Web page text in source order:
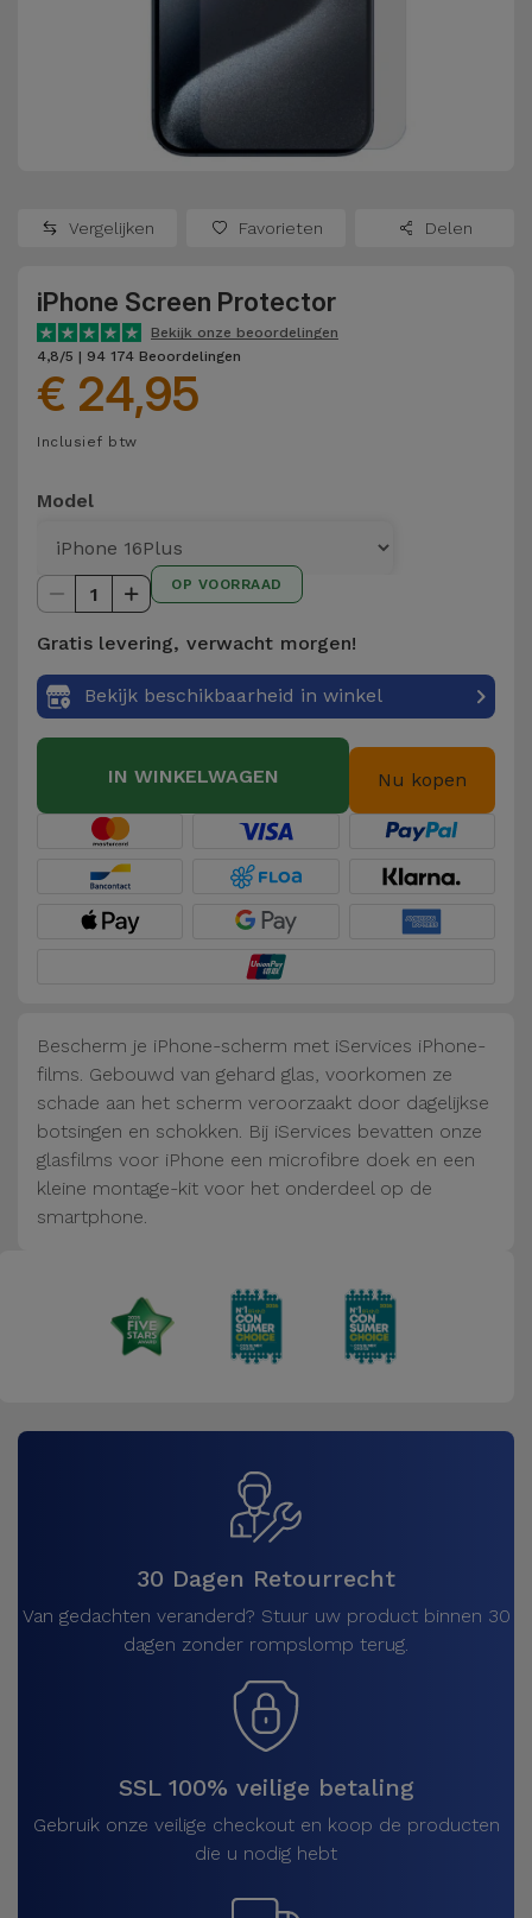
Oppo
OnePlus
Google
Dyson
TCL
Andere
merken
Bekijk
alles
Refurbished
Refurbished
Refurbished
Consoles
Bekijk
alles
Schermbeschermers
Hoofdtelefoons
en
Luidsprekers
Smartwatches
Telefoonketens
Gadgets
Hygiëne
en Huis
Koffers
Trackers
Accessoires
Auto en
Fiets
Computer
Aaccessoires
iPad en
Vergelijken Favorieten Delen
iPhone Screen Protector
Bekijk onze beoordelingen
4,8/5 | 94 174 Beoordelingen
€ 24,95
Inclusief btw
Model
1 OP VOORRAAD
Gratis levering, verwacht morgen!
Bekijk beschikbaarheid in winkel
IN WINKELWAGEN Nu kopen
Bescherm je iPhone-scherm met iServices iPhone-
films. Gebouwd van gehard glas, voorkomen ze
schade aan het scherm veroorzaakt door dagelijkse
botsingen en schokken. Bij iServices bevatten onze
glasfilms voor iPhone een microfibre doek en een
kleine montage-kit voor het onderdeel op de
smartphone.
30 Dagen Retourrecht
Van gedachten veranderd? Stuur uw product binnen 30
dagen zonder rompslomp terug.
SSL 100% veilige betaling
Gebruik onze veilige checkout en koop de producten
die u nodig hebt